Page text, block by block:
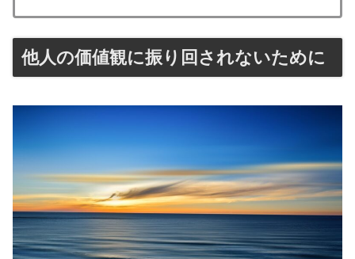
他人の価値観に振り回されないために